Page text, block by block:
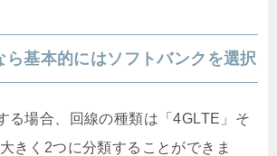
ら基本的にはソフトバンクを選択
る場合、回線の種類は「4GLTE」そ
きく2つに分類することができま